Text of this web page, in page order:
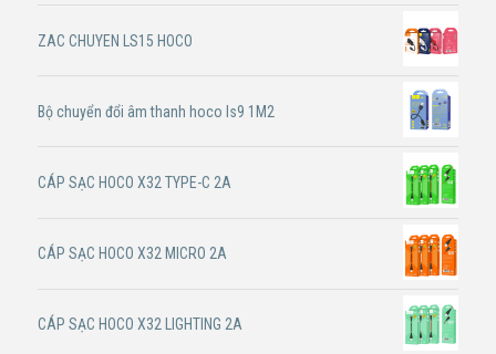
ZAC CHUYEN LS15 HOCO
Bộ chuyển đổi âm thanh hoco ls9 1M2
CÁP SẠC HOCO X32 TYPE-C 2A
CÁP SẠC HOCO X32 MICRO 2A
CÁP SẠC HOCO X32 LIGHTING 2A